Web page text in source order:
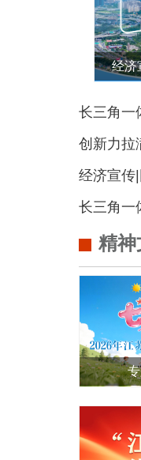
经济
长三角一
创新力拉
经济宣传
长三角一
精神